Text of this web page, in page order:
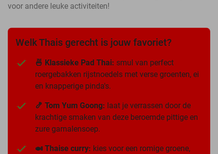
voor andere leuke activiteiten!
Welk Thais gerecht is jouw favoriet?
🍜 Klassieke Pad Thai: smul van perfect
roergebakken rijstnoedels met verse groenten, ei
en knapperige pinda's.
🍤 Tom Yum Goong: laat je verrassen door de
krachtige smaken van deze beroemde pittige en
zure garnalensoep.
🍛 Thaise curry: kies voor een romige groene,